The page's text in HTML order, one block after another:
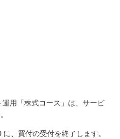
用「株式コース」は、サービ
、買付の受付を終了します。